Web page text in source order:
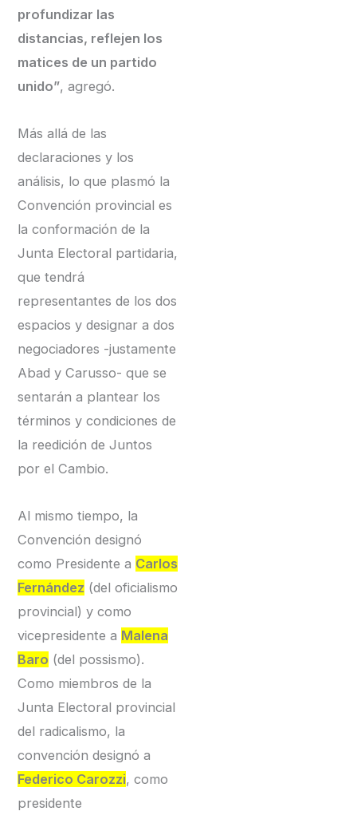
profundizar las
distancias, reflejen los
matices de un partido
unido”, agregó.
Más allá de las
declaraciones y los
análisis, lo que plasmó la
Convención provincial es
la conformación de la
Junta Electoral partidaria,
que tendrá
representantes de los dos
espacios y designar a dos
negociadores -justamente
Abad y Carusso- que se
sentarán a plantear los
términos y condiciones de
la reedición de Juntos
por el Cambio.
Al mismo tiempo, la
Convención designó
como Presidente a Carlos
Fernández (del oficialismo
provincial) y como
vicepresidente a Malena
Baro (del possismo).
Como miembros de la
Junta Electoral provincial
del radicalismo, la
convención designó a
Federico Carozzi, como
presidente